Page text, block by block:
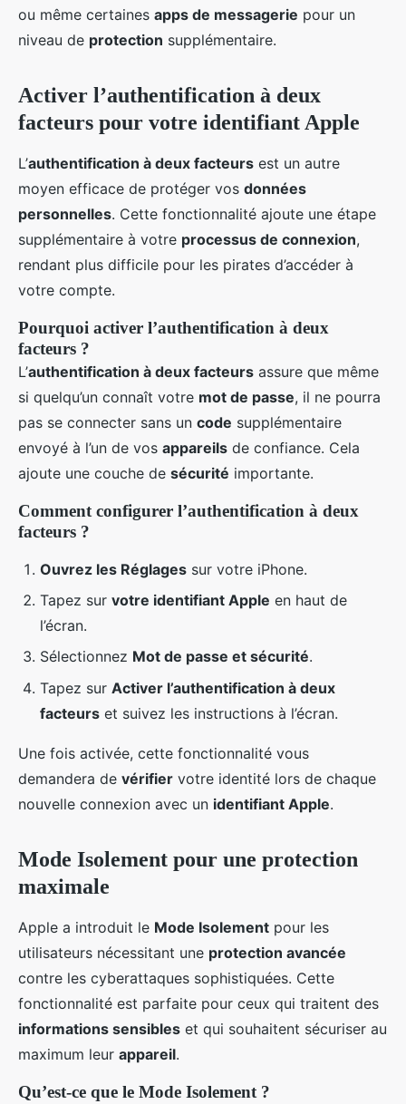
ou même certaines apps de messagerie pour un
niveau de protection supplémentaire.
Activer l’authentification à deux
facteurs pour votre identifiant Apple
L’authentification à deux facteurs est un autre
moyen efficace de protéger vos données
personnelles. Cette fonctionnalité ajoute une étape
supplémentaire à votre processus de connexion,
rendant plus difficile pour les pirates d’accéder à
votre compte.
Pourquoi activer l’authentification à deux
facteurs ?
L’authentification à deux facteurs assure que même
si quelqu’un connaît votre mot de passe, il ne pourra
pas se connecter sans un code supplémentaire
envoyé à l’un de vos appareils de confiance. Cela
ajoute une couche de sécurité importante.
Comment configurer l’authentification à deux
facteurs ?
Ouvrez les Réglages sur votre iPhone.
Tapez sur votre identifiant Apple en haut de
l’écran.
Sélectionnez Mot de passe et sécurité.
Tapez sur Activer l’authentification à deux
facteurs et suivez les instructions à l’écran.
Une fois activée, cette fonctionnalité vous
demandera de vérifier votre identité lors de chaque
nouvelle connexion avec un identifiant Apple.
Mode Isolement pour une protection
maximale
Apple a introduit le Mode Isolement pour les
utilisateurs nécessitant une protection avancée
contre les cyberattaques sophistiquées. Cette
fonctionnalité est parfaite pour ceux qui traitent des
informations sensibles et qui souhaitent sécuriser au
maximum leur appareil.
Qu’est-ce que le Mode Isolement ?